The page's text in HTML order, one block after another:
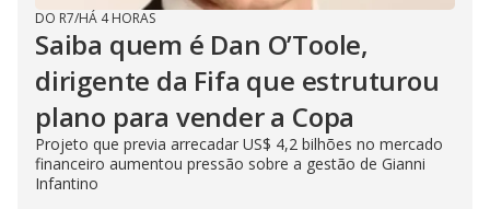
DO R7/HÁ 4 HORAS
Saiba quem é Dan O’Toole,
dirigente da Fifa que estruturou
plano para vender a Copa
Projeto que previa arrecadar US$ 4,2 bilhões no mercado
financeiro aumentou pressão sobre a gestão de Gianni
Infantino